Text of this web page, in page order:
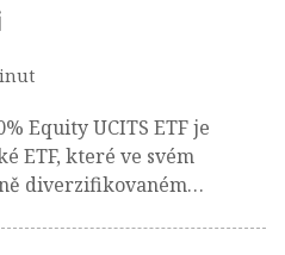
Equity UCITS ETF je
ETF, které ve svém
diverzifikovaném